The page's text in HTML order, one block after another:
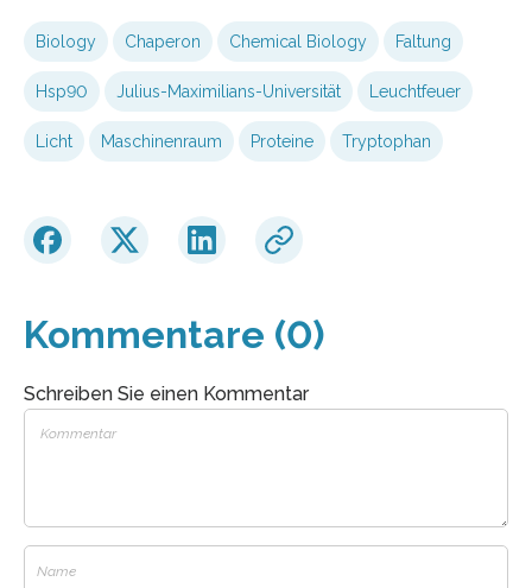
Biology Chaperon Chemical Biology Faltung
Hsp90 Julius-Maximilians-Universität Leuchtfeuer
Licht Maschinenraum Proteine Tryptophan
Kommentare (0)
Schreiben Sie einen Kommentar